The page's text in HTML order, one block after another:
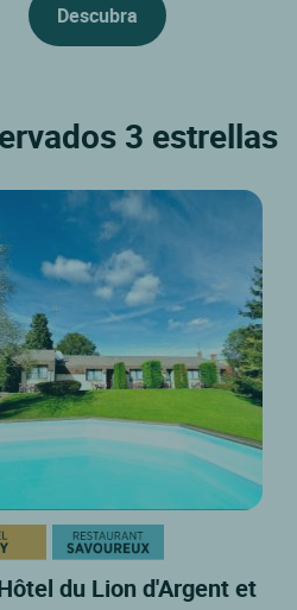
Descubra
3 estrellas
du Lion d'Argent et